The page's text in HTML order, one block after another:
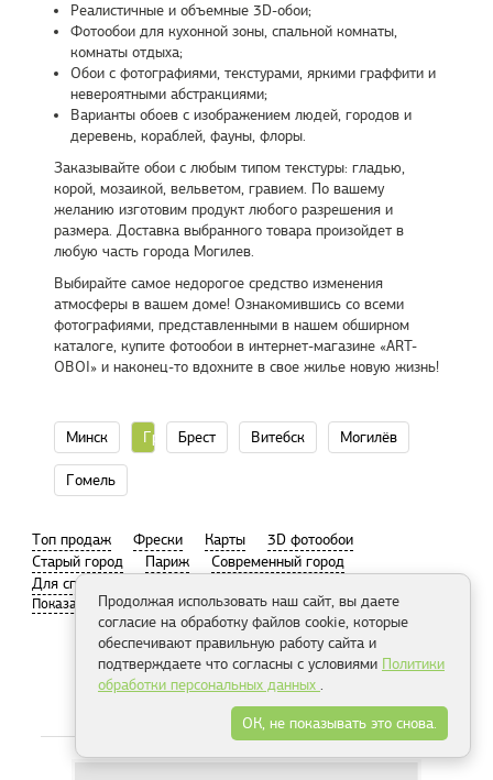
Реалистичные и объемные 3D-обои;
Фотообои для кухонной зоны, спальной комнаты,
комнаты отдыха;
Обои с фотографиями, текстурами, яркими граффити и
невероятными абстракциями;
Варианты обоев с изображением людей, городов и
деревень, кораблей, фауны, флоры.
Заказывайте обои с любым типом текстуры: гладью,
корой, мозаикой, вельветом, гравием. По вашему
желанию изготовим продукт любого разрешения и
размера. Доставка выбранного товара произойдет в
любую часть города Могилев.
Выбирайте самое недорогое средство изменения
атмосферы в вашем доме! Ознакомившись со всеми
фотографиями, представленными в нашем обширном
каталоге, купите фотообои в интернет-магазине «ART-
OBOI» и наконец-то вдохните в свое жилье новую жизнь!
Минск ГродноБрест Витебск Могилёв
Гомель
Tоп продаж Фрески Карты
3D фотообои
Старый город
Париж
Современный город
Для спальни
Распродажа
Продолжая использовать наш сайт, вы даете
согласие на обработку файлов cookie, которые
обеспечивают правильную работу сайта и
подтверждаете что согласны с условиями Политики
обработки персональных данных .
ОК, не показывать это снова.